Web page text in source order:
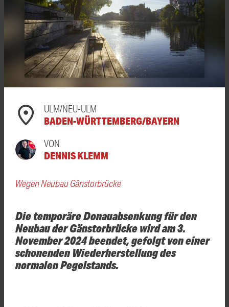
ULM/NEU-ULM
BADEN-WÜRTTEMBERG/BAYERN
VON
DENNIS KLEMM
Wegen Neubau Gänstorbrücke
Die temporäre Donauabsenkung für den
Neubau der Gänstorbrücke wird am 3.
November 2024 beendet, gefolgt von einer
schonenden Wiederherstellung des
normalen Pegelstands.